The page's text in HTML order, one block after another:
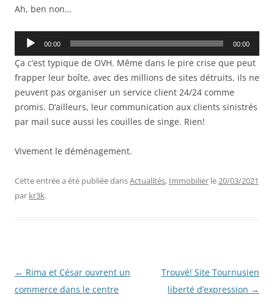
Ah, ben non…
Lecteur
00:00 00:00
Ça c’est typique de OVH. Même dans le pire crise que peut
frapper leur boîte, avec des millions de sites détruits, ils ne
peuvent pas organiser un service client 24/24 comme
promis. D’ailleurs, leur communication aux clients sinistrés
par mail suce aussi les couilles de singe. Rien!
Vivement le déménagement.
Cette entrée a été publiée dansActualités, Immobilier le20/03/2021
par kr3k.
Navigation
des
← Rima et César ouvrent un
commerce dans le centre
Trouvé! Site Tournusien
liberté d’expression →